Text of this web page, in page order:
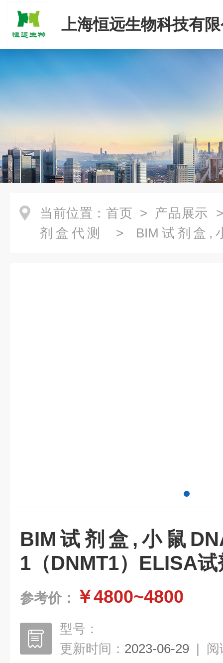
上海恒远生物科技有
当前位置： 首页 > 产品展示
剂盒代测
> BIM试剂盒,
BIM试剂盒,小鼠
1（DNMT1）ELISA试
参考价： ￥4800~4800
型号：
更新时间： 2023-06-29 | 阅